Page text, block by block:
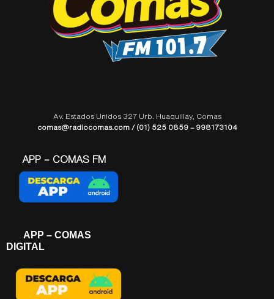
Av. Estados Unidos 327 Urb. Huaquillay, Comas
comas@radiocomas.com / (01) 525 0859 – 998173104
APP – COMAS FM
APP – COMAS
DIGITAL